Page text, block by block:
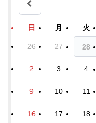
日 月 火
26 27 28
2 3 4
9 10 11
16 17 18